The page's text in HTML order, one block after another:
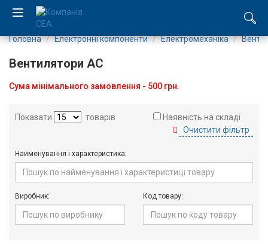
Виробництво
Послуги
Новини
Головна Електронні компоненти Електромеханіка
Вентилятори AC
Сума мінімального замовлення - 500 грн.
Показати товарів
Наявність на складі
Очистити фільтр
Найменування і характеристика:
Виробник: Код товару: